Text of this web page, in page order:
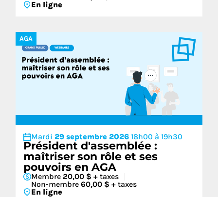
En ligne
AGA
Mardi 29 septembre 2026 18h00 à 19h30
Président d'assemblée :
maîtriser son rôle et ses
pouvoirs en AGA
Membre 20,00 $ + taxes
Non-membre 60,00 $ + taxes
En ligne